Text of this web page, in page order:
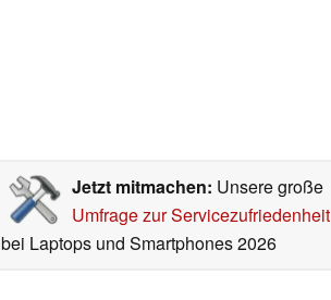
Jetzt mitmachen: Unsere große
Umfrage zur Servicezufriedenheit
bei Laptops und Smartphones 2026